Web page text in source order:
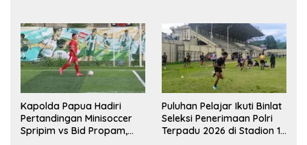
Kapolda Papua Hadiri
Pertandingan Minisoccer
Spripim vs Bid Propam,
Puluhan Pelajar Ikuti Binlat
Seleksi Penerimaan Polri
Terpadu 2026 di Stadion 16